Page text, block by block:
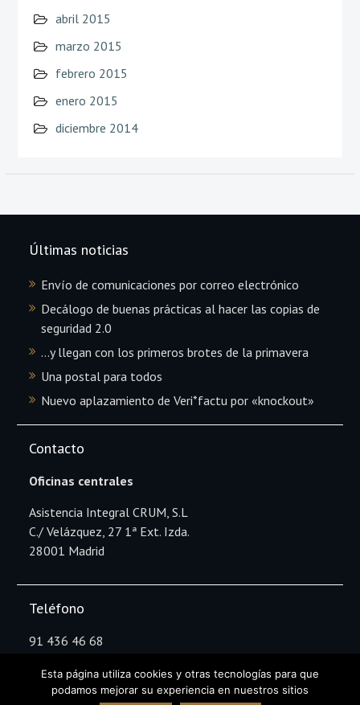
abril 2015
marzo 2015
febrero 2015
enero 2015
diciembre 2014
Últimas noticias
Envío de comunicaciones por correo electrónico
Decálogo de buenas prácticas al hacer las copias de
seguridad 2.0
…y llegan con los primeros brotes de la primavera
Una postal para todos
Nuevo aplazamiento de Veri*factu por «knockout»
Contacto
Oficinas centrales
Asistencia Integral CRUM, S.L
C./ Velázquez, 27 1ª Ext. Izda.
28001 Madrid
Teléfono
91 436 46 68
Esta página utiliza cookies y otras tecnologías para que
podamos mejorar su experiencia en nuestros sitios